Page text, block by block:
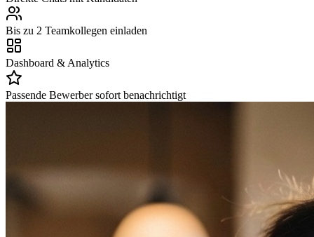
Bis zu 2 Teamkollegen einladen
Dashboard & Analytics
Passende Bewerber sofort benachrichtigt